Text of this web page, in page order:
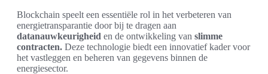
Blockchain speelt een essentiële rol in het verbeteren van
energietransparantie door bij te dragen aan
datanauwkeurigheid en de ontwikkeling van slimme
contracten. Deze technologie biedt een innovatief kader voor
het vastleggen en beheren van gegevens binnen de
energiesector.